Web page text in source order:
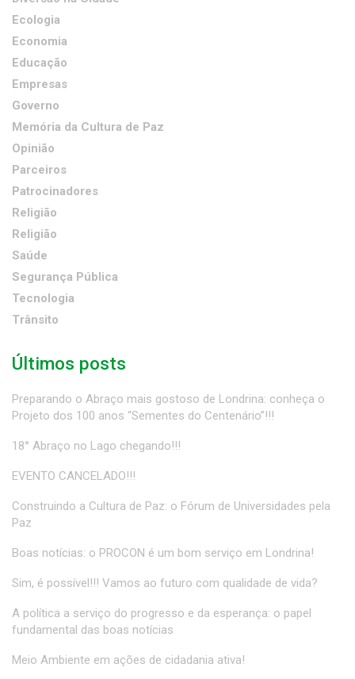
Ecologia
Economia
Educação
Empresas
Governo
Memória da Cultura de Paz
Opinião
Parceiros
Patrocinadores
Religião
Religião
Saúde
Segurança Pública
Tecnologia
Trânsito
Últimos posts
Preparando o Abraço mais gostoso de Londrina: conheça o
Projeto dos 100 anos “Sementes do Centenário”!!!
18° Abraço no Lago chegando!!!
EVENTO CANCELADO!!!
Construindo a Cultura de Paz: o Fórum de Universidades pela
Paz
Boas notícias: o PROCON é um bom serviço em Londrina!
Sim, é possível!!! Vamos ao futuro com qualidade de vida?
A política a serviço do progresso e da esperança: o papel
fundamental das boas notícias
Meio Ambiente em ações de cidadania ativa!